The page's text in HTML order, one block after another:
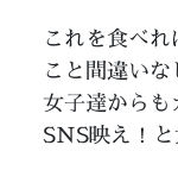
これを食べ
こと間違いな
女子達からも
SNS映え！と